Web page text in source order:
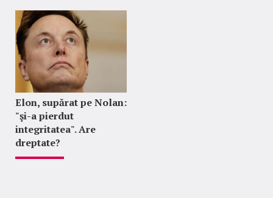
Elon, supărat pe Nolan:
"şi-a pierdut
integritatea". Are
dreptate?